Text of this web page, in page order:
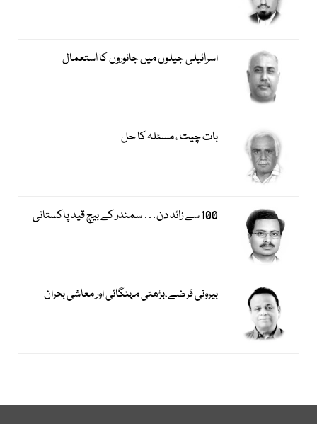
اسرائیلی جیلوں میں جانوروں کا استعمال
بات چیت ، مسئلہ کا حل
100 سے زائد دن… سمندر کے بیچ قید پاکستانی
بیرونی قرضے،بڑھتی مہنگائی اور معاشی بحران